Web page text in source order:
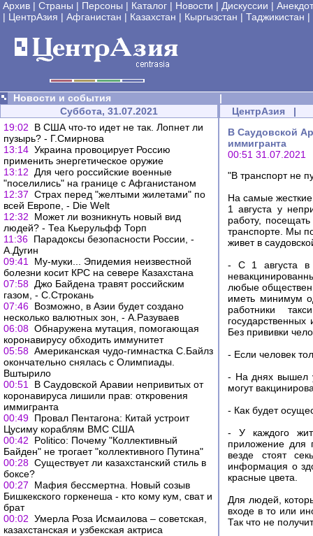
Архив | Страны | Персоны | Каталог | Новости | Дискуссии |
| ЦентрАзия | Афганистан | Казахстан | Кыргызстан | Таджикистан |
Новости и события
|
Суббота, 31.07.2021
19:02
В США что-то идет не так. Лопнет ли
пузырь? - Г.Смирнова
13:14 Украина провоцирует Россию
применить энергетическое оружие
13:12
Для чего российские военные
"поселились" на границе с Афганистаном
12:37 Страх перед "желтыми жилетами" по
всей Европе, - Die Welt
12:32
Может ли возникнуть новый вид
людей? - Теа Кьерульфф Торп
11:36 Парадоксы безопасности России, -
А.Дугин
09:41
Му-муки... Эпидемия неизвестной
болезни косит КРС на севере Казахстана
07:58 Джо Байдена травят российским
газом, - С.Строкань
07:46 Возможно, в Азии будет создано
несколько валютных зон, - А.Разуваев
06:08 Обнаружена мутация, помогающая
коронавирусу обходить иммунитет
05:58 Американская чудо-гимнастка С.Байлз
окончательно снялась с Олимпиады.
Вштырило
00:51
В Саудовской Аравии непривитых от
коронавируса лишили прав: откровения
иммигранта
00:49 Провал Пентагона: Китай устроит
Цусиму кораблям ВМС США
00:42
Politico: Почему "Коллективный
Байден" не трогает "коллективного Путина"
00:28 Существует ли казахстанский стиль в
боксе?
00:27
Мафия бессмертна. Новый созыв
Бишкекского горкенеша - кто кому кум, сват и
брат
00:02 Умерла Роза Исмаилова – советская,
казахстанская и узбекская актриса
ЦентрАзия |
В Саудовской
иммигранта
00:51 31.07.2021
"В транспорт не
На самые
1 августа у
работу,
транспорте. Мы
живет в
- С 1 августа в
любые
иметь минимум
работники
Без прививки
- Если человек
- На днях вышел
могут
- Как будет
- У каждого
приложение для
везде стоят
информация о
красные цвета.
Для людей,
входе в то или
Так что не